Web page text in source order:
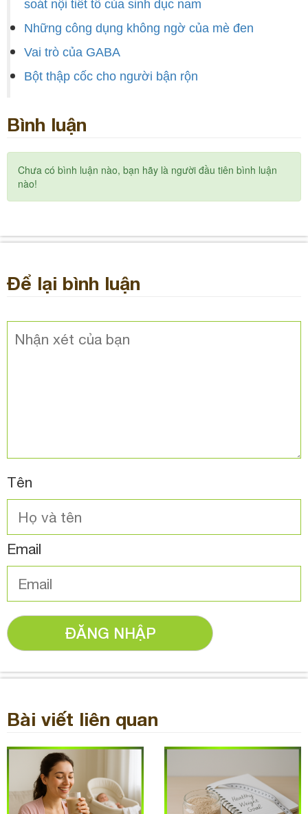
soát nội tiết tố của sinh dục nam
Những công dụng không ngờ của mè đen
Vai trò của GABA
Bột thập cốc cho người bận rộn
Bình luận
Chưa có bình luận nào, bạn hãy là người đầu tiên bình luận
nào!
Để lại bình luận
Tên
Email
ĐĂNG NHẬP
Bài viết liên quan